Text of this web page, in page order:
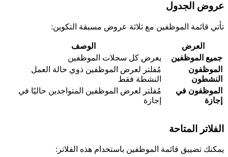
الجدول
قائمة الموظفين مع ثلاثة عروض مسبقة التكوين:
العرض
الوصف
جميع الموظفين
يعرض كل سجلات الموظفين
الموظفون
النشطون
مُفلتر لعرض الموظفين ذوي حالة العمل
النشطة فقط
الموظفون في
إجازة
مُفلتر لعرض الموظفين المتواجدين حاليًا في
إجازة
المتاحة
تضييق قائمة الموظفين باستخدام هذه الفلاتر: